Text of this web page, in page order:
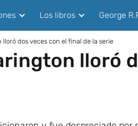
Los libros George
lloró dos veces con el final de la serie
lloró